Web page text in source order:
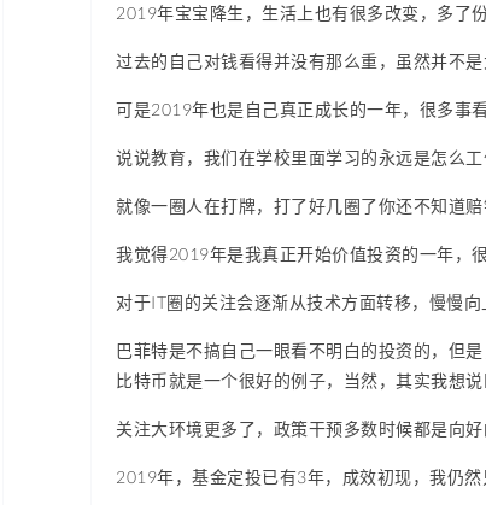
2019年宝宝降生，生活上也有很多改变，多了
过去的自己对钱看得并没有那么重，虽然并不
可是2019年也是自己真正成长的一年，很多事
说说教育，我们在学校里面学习的永远是怎么
就像一圈人在打牌，打了好几圈了你还不知道
我觉得2019年是我真正开始价值投资的一年，
对于IT圈的关注会逐渐从技术方面转移，慢慢向
巴菲特是不搞自己一眼看不明白的投资的，但
比特币就是一个很好的例子，当然，其实我想说
关注大环境更多了，政策干预多数时候都是向好
2019年，基金定投已有3年，成效初现，我仍